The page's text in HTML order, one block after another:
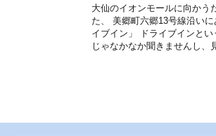
大仙のイオンモールに向かう
た、 美郷町六郷13号線沿い
イブイン」 ドライブインと
じゃなかなか聞きませんし、